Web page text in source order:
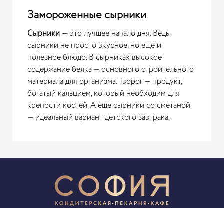
Замороженные сырники
Сырники — это лучшее начало дня. Ведь
сырники не просто вкусное, но еще и
полезное блюдо. В сырниках высокое
содержание белка — основного строительного
материала для организма. Творог — продукт,
богатый кальцием, который необходим для
крепости костей. А еще сырники со сметаной
— идеальный вариант детского завтрака.